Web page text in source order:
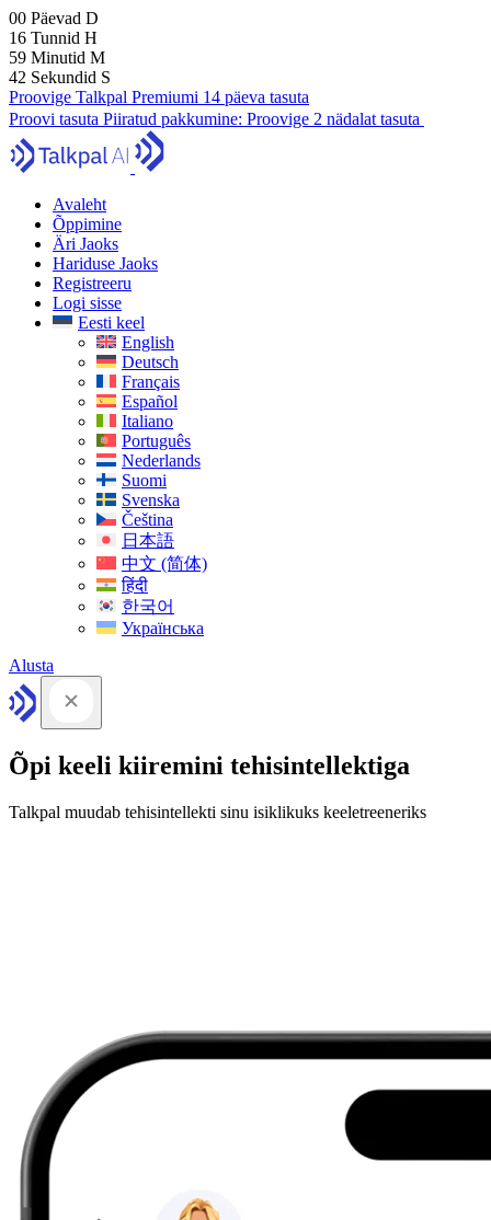
00 Päevad D
16 Tunnid H
59 Minutid M
41 Sekundid S
Proovige Talkpal Premiumi 14 päeva tasuta
Proovi tasuta Piiratud pakkumine: Proovige 2 nädalat tasuta
Avaleht
Õppimine
Äri Jaoks
Hariduse Jaoks
Registreeru
Logi sisse
Eesti keel
English
Deutsch
Français
Español
Italiano
Português
Nederlands
Suomi
Svenska
Čeština
日本語
中文 (简体)
हिंदी
한국어
Українська
Alusta
Õpi keeli kiiremini tehisintellektiga
Talkpal muudab tehisintellekti sinu isiklikuks keeletreeneriks